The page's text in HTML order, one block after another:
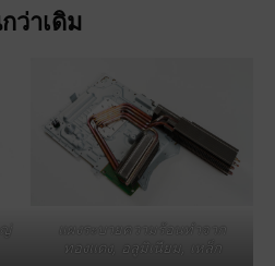
ว่าเดิม
แผงระบายความร้อนทำจาก
ทองแดง, อลูมิเนียม, เหล็ก